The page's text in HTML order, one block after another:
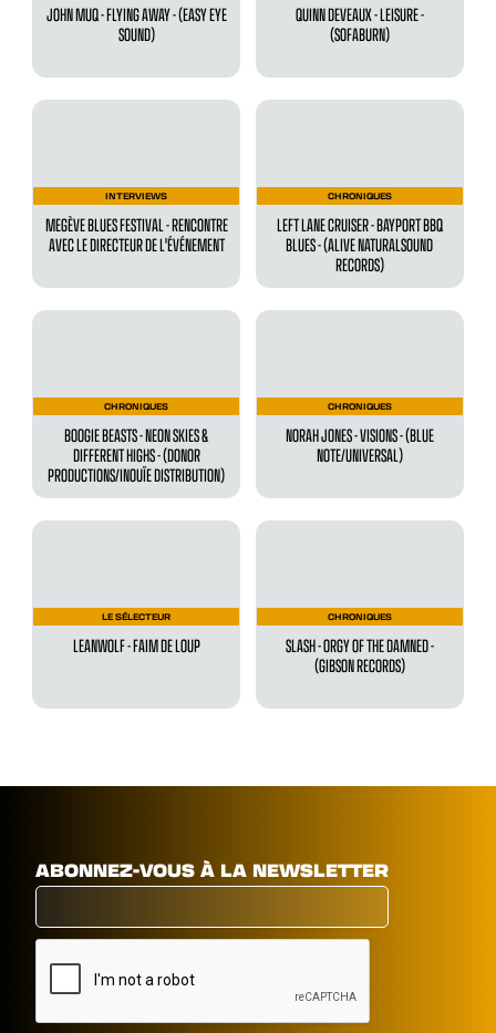
JOHN MUQ - FLYING AWAY - (EASY EYE
SOUND)
QUINN DEVEAUX - LEISURE -
(SOFABURN)
INTERVIEWS
MEGÈVE BLUES FESTIVAL - RENCONTRE
AVEC LE DIRECTEUR DE L'ÉVÉNEMENT
CHRONIQUES
LEFT LANE CRUISER - BAYPORT BBQ
BLUES - (ALIVE NATURALSOUND
RECORDS)
CHRONIQUES
BOOGIE BEASTS - NEON SKIES &
DIFFERENT HIGHS - (DONOR
PRODUCTIONS/INOUÏE DISTRIBUTION)
CHRONIQUES
NORAH JONES - VISIONS - (BLUE
NOTE/UNIVERSAL)
LE SÉLECTEUR
LEANWOLF - FAIM DE LOUP
CHRONIQUES
SLASH - ORGY OF THE DAMNED -
(GIBSON RECORDS)
ABONNEZ-VOUS À LA NEWSLETTER